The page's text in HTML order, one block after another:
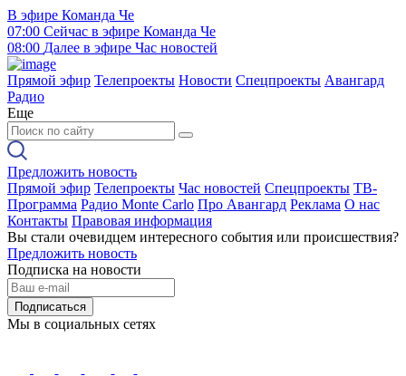
В эфире Команда Че
07:00 Сейчас в эфире Команда Че
08:00 Далее в эфире Час новостей
Прямой эфир Телепроекты Новости Спецпроекты Авангард
Радио
Еще
Предложить новость
Прямой эфир Телепроекты Час новостей Спецпроекты ТВ-
Программа Радио Monte Carlo Про Авангард Реклама О нас
Контакты Правовая информация
Вы стали очевидцем интересного события или происшествия?
Предложить новость
Подписка на новости
Подписаться
Мы в социальных сетях